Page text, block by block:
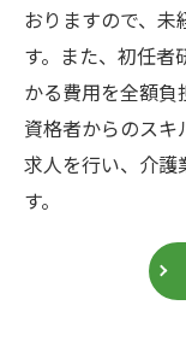
おりますので、未
す。また、初任
かる費用を全額
資格者からのスキ
求人を行い、介護
す。